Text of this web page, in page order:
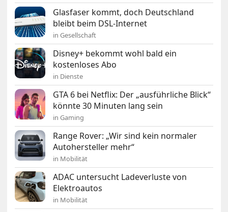
Glasfaser kommt, doch Deutschland
bleibt beim DSL-Internet
in Gesellschaft
Disney+ bekommt wohl bald ein
kostenloses Abo
in Dienste
GTA 6 bei Netflix: Der „ausführliche Blick“
könnte 30 Minuten lang sein
in Gaming
Range Rover: „Wir sind kein normaler
Autohersteller mehr“
in Mobilität
ADAC untersucht Ladeverluste von
Elektroautos
in Mobilität